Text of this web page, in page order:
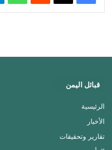
قبائل اليمن
الرئيسية
الأخبار
تقارير وتحقيقات